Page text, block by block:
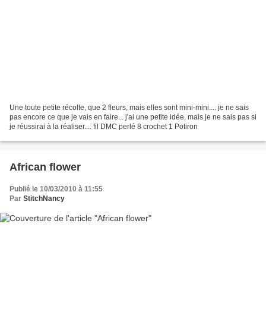
Une toute petite récolte, que 2 fleurs, mais elles sont mini-mini.... je ne sais
pas encore ce que je vais en faire... j'ai une petite idée, mais je ne sais pas si
je réussirai à la réaliser.... fil DMC perlé 8 crochet 1 Potiron
African flower
Publié le 10/03/2010 à 11:55
Par StitchNancy